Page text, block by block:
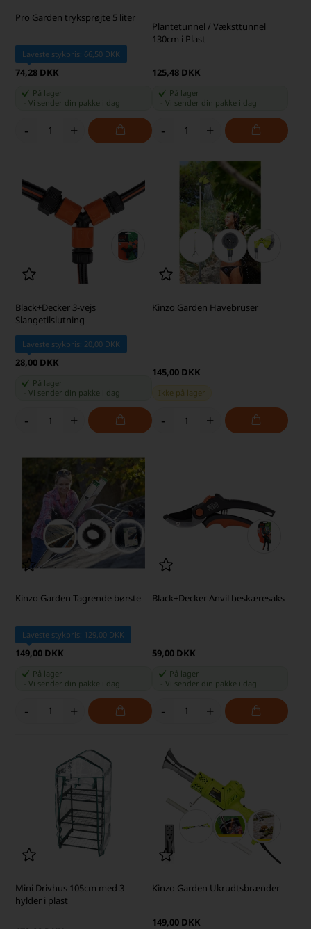
Pro Garden tryksprøjte 5 liter
Laveste stykpris: 66,50 DKK
74,28 DKK
På lager
-Vi sender din pakke i dag
- +
Plantetunnel / Væksttunnel
130cm i Plast
125,48 DKK
På lager
Vi sender din pakke i dag
- +
Black+Decker 3-vejs
Slangetilslutning
Laveste stykpris: 20,00 DKK
28,00 DKK
På lager
-Vi sender din pakke i dag
- +
Kinzo Garden Havebruser
145,00 DKK
Ikke på lager
- +
Kinzo Garden Tagrende børste
Laveste stykpris: 129,00 DKK
149,00 DKK
På lager
-Vi sender din pakke i dag
- +
Black+Decker Anvil beskæresaks
59,00 DKK
På lager
Vi sender din pakke i dag
- +
Mini Drivhus 105cm med 3
hylder i plast
Kinzo Garden Ukrudtsbrænder
149,00 DKK